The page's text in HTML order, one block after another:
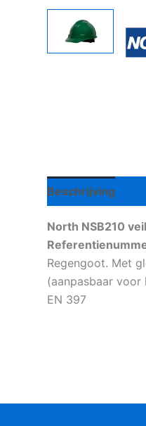
Beschrijving
North NSB210
Regengoot. Met
(aanpasbaar
EN 397